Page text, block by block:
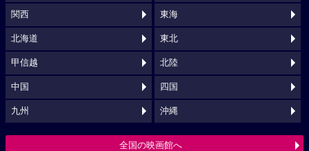
関西 東海
北海道 東北
甲信越 北陸
中国 四国
九州 沖縄
全国の映画館へ